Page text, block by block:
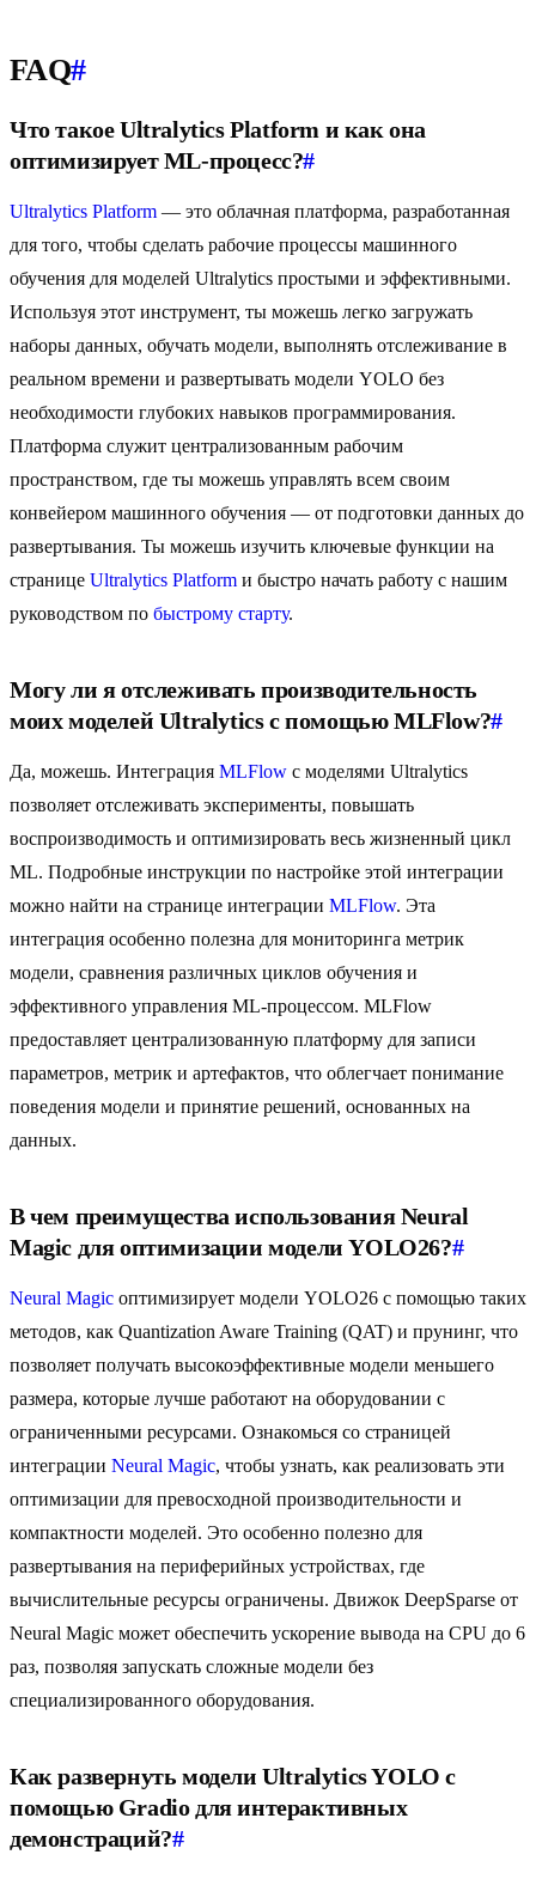
FAQ#
Что такое Ultralytics Platform и как она
оптимизирует ML-процесс?#
Ultralytics Platform — это облачная платформа, разработанная
для того, чтобы сделать рабочие процессы машинного
обучения для моделей Ultralytics простыми и эффективными.
Используя этот инструмент, ты можешь легко загружать
наборы данных, обучать модели, выполнять отслеживание в
реальном времени и развертывать модели YOLO без
необходимости глубоких навыков программирования.
Платформа служит централизованным рабочим
пространством, где ты можешь управлять всем своим
конвейером машинного обучения — от подготовки данных до
развертывания. Ты можешь изучить ключевые функции на
странице Ultralytics Platform и быстро начать работу с нашим
руководством по быстрому старту.
Могу ли я отслеживать производительность
моих моделей Ultralytics с помощью MLFlow?#
Да, можешь. Интеграция MLFlow с моделями Ultralytics
позволяет отслеживать эксперименты, повышать
воспроизводимость и оптимизировать весь жизненный цикл
ML. Подробные инструкции по настройке этой интеграции
можно найти на странице интеграции MLFlow. Эта
интеграция особенно полезна для мониторинга метрик
модели, сравнения различных циклов обучения и
эффективного управления ML-процессом. MLFlow
предоставляет централизованную платформу для записи
параметров, метрик и артефактов, что облегчает понимание
поведения модели и принятие решений, основанных на
данных.
В чем преимущества использования Neural
Magic для оптимизации модели YOLO26?#
Neural Magic оптимизирует модели YOLO26 с помощью таких
методов, как Quantization Aware Training (QAT) и прунинг, что
позволяет получать высокоэффективные модели меньшего
размера, которые лучше работают на оборудовании с
ограниченными ресурсами. Ознакомься со страницей
интеграции Neural Magic, чтобы узнать, как реализовать эти
оптимизации для превосходной производительности и
компактности моделей. Это особенно полезно для
развертывания на периферийных устройствах, где
вычислительные ресурсы ограничены. Движок DeepSparse от
Neural Magic может обеспечить ускорение вывода на CPU до 6
раз, позволяя запускать сложные модели без
специализированного оборудования.
Как развернуть модели Ultralytics YOLO с
помощью Gradio для интерактивных
демонстраций?#